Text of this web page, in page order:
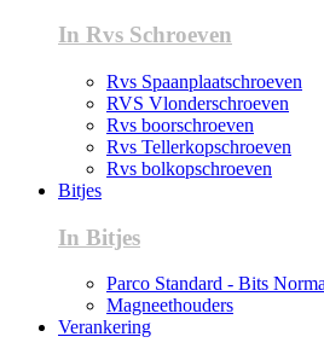
In Rvs Schroeven
Rvs Spaanplaatschroeven
RVS Vlonderschroeven
Rvs boorschroeven
Rvs Tellerkopschroeven
Rvs bolkopschroeven
Bitjes
In Bitjes
Parco Standard - Bits
Magneethouders
Verankering